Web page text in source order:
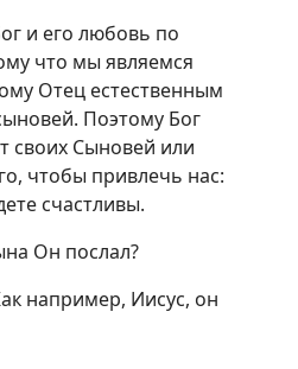
и его любовь по
что мы являемся
Отец естественным
Поэтому Бог
своих Сыновей или
чтобы привлечь нас:
счастливы.
Он послал?
например, Иисус, он